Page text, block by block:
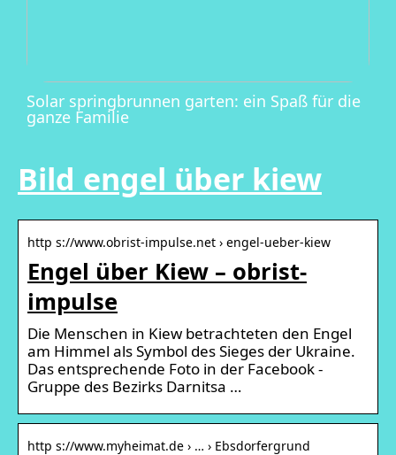
Solar springbrunnen garten: ein Spaß für die
ganze Familie
Bild engel über kiew
http s://www.obrist-impulse.net › engel-ueber-kiew
Engel über Kiew – obrist-
impulse
Die Menschen in Kiew betrachteten den Engel
am Himmel als Symbol des Sieges der Ukraine.
Das entsprechende Foto in der Facebook -
Gruppe des Bezirks Darnitsa …
http s://www.myheimat.de › … › Ebsdorfergrund